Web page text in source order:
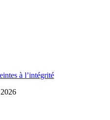
à l’intégrité